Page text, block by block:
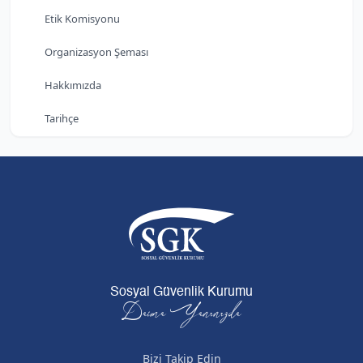
Etik Komisyonu
Organizasyon Şeması
Hakkımızda
Tarihçe
Sosyal Güvenlik Kurumu
Daima Yanınızda
Bizi Takip Edin